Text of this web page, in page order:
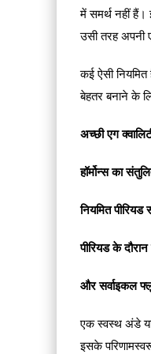
में समर्थ नहीं
उसी तरह अपनी
कई ऐसी
बेहतर बनाने के
अच्छी एग
हॉर्मोन्स का
नियमित पीरियड
पीरियड के
और सर्वाइकल
एक स्वस्थ अंडे
इसके